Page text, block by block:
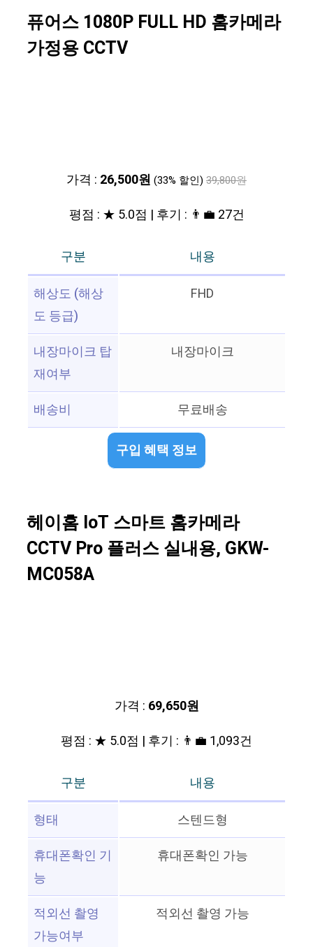
퓨어스 1080P FULL HD 홈카메라
가정용 CCTV
가격 : 26,500원 (33% 할인) 39,800원
평점 : ★ 5.0점 | 후기 : 👨‍💼 27건
구분
내용
해상도 (해상
도 등급)
FHD
내장마이크 탑
재여부
내장마이크
배송비 무료배송
구입 혜택 정보
헤이홈 IoT 스마트 홈카메라
CCTV Pro 플러스 실내용, GKW-
MC058A
가격 : 69,650원
평점 : ★ 5.0점 | 후기 : 👨‍💼 1,093건
구분
내용
형태
스텐드형
휴대폰확인 기
능
휴대폰확인 가능
적외선 촬영
가능여부
적외선 촬영 가능